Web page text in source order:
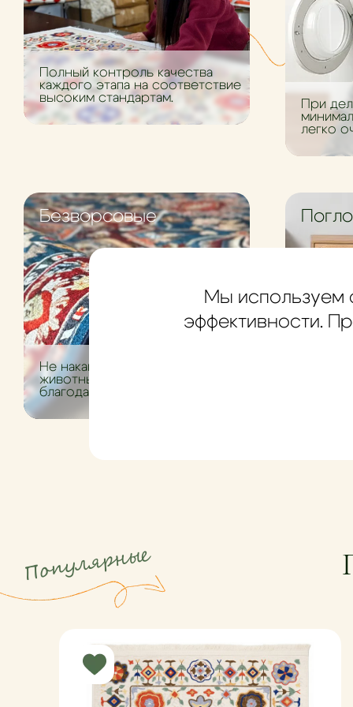
Полный контроль качества
каждого этапа на соответствие
высоким стандартам.
При
легко
Безворсовые
Не накапливают пыль, шерсть
животных и аллергены
благодаря плотной гладкой
поверхности.
Популярные
Мы используем
эффективности.